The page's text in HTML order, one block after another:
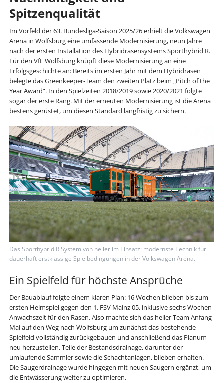
Spitzenqualität
Im Vorfeld der 63. Bundesliga-Saison 2025/26 erhielt die Volkswagen
Arena in Wolfsburg eine umfassende Modernisierung, neun Jahre
nach der ersten Installation des Hybridrasensystems Sporthybrid R.
Für den VfL Wolfsburg knüpft diese Modernisierung an eine
Erfolgsgeschichte an: Bereits im ersten Jahr mit dem Hybridrasen
belegte das Greenkeeper-Team den zweiten Platz beim „Pitch of the
Year Award“. In den Spielzeiten 2018/2019 sowie 2020/2021 folgte
sogar der erste Rang. Mit der erneuten Modernisierung ist die Arena
bestens gerüstet, um diesen Standard langfristig zu sichern.
Das Sporthybrid R System von heiler im Einsatz: modernste Technik für
dauerhaft erstklassige Spielbedingungen in der Volkswagen Arena.
Ein Spielfeld für höchste Ansprüche
Der Bauablauf folgte einem klaren Plan: 16 Wochen blieben bis zum
ersten Heimspiel gegen den 1. FSV Mainz 05, inklusive sechs Wochen
Anwachszeit für den Rasen. Also machte sich das heiler Team Anfang
Mai auf den Weg nach Wolfsburg um zunächst das bestehende
Spielfeld vollständig zurückgebauen und anschließend das Planum
neu herzustellen. Teile der Bestandsdrainage, darunter der
umlaufende Sammler sowie die Schachtanlagen, blieben erhalten.
Die Saugerdrainage wurde hingegen mit neuen Saugern ergänzt, um
die Entwässerung weiter zu optimieren.